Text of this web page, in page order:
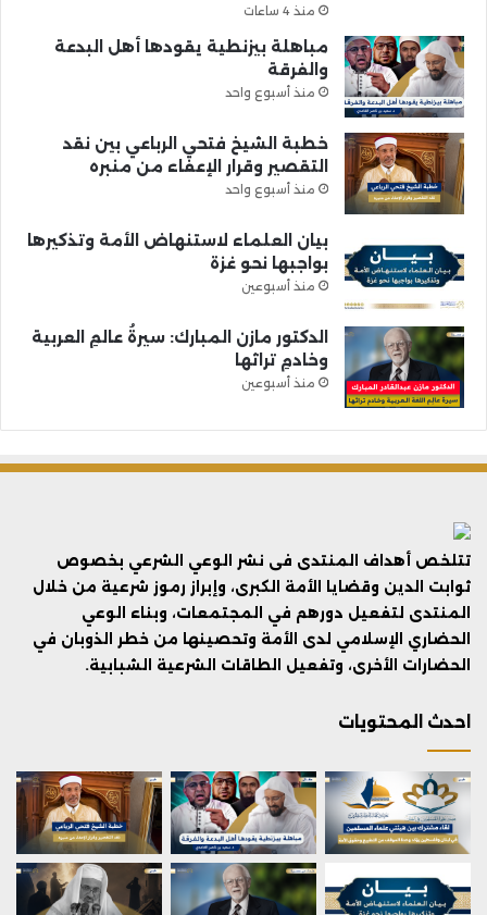
منذ 4 ساعات
مباهلة بيزنطية يقودها أهل البدعة
والفرقة
منذ أسبوع واحد
خطبة الشيخ فتحي الرباعي بين نقد
التقصير وقرار الإعفاء من منبره
منذ أسبوع واحد
بيان العلماء لاستنهاض الأمة وتذكيرها
بواجبها نحو غزة
منذ أسبوعين
الدكتور مازن المبارك: سيرةُ عالمِ العربية
وخادمِ تراثها
منذ أسبوعين
تتلخص أهداف المنتدى فى نشر الوعي الشرعي بخصوص
ثوابت الدين وقضايا الأمة الكبرى، وإبراز رموز شرعية من خلال
المنتدى لتفعيل دورهم في المجتمعات، وبناء الوعي
الحضاري الإسلامي لدى الأمة وتحصينها من خطر الذوبان في
الحضارات الأخرى، وتفعيل الطاقات الشرعية الشبابية.
احدث المحتويات